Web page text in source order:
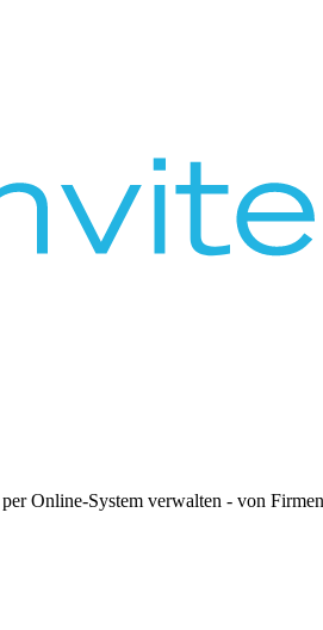
Online-System verwalten - von